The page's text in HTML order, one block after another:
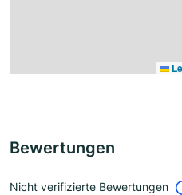
Bewertungen
Nicht verifizierte Bewertungen